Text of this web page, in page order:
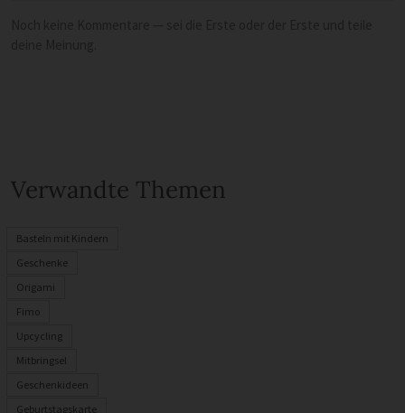
Verwandte Themen
Basteln mit Kindern
Geschenke
Origami
Fimo
Upcycling
Mitbringsel
Geschenkideen
Geburtstagskarte